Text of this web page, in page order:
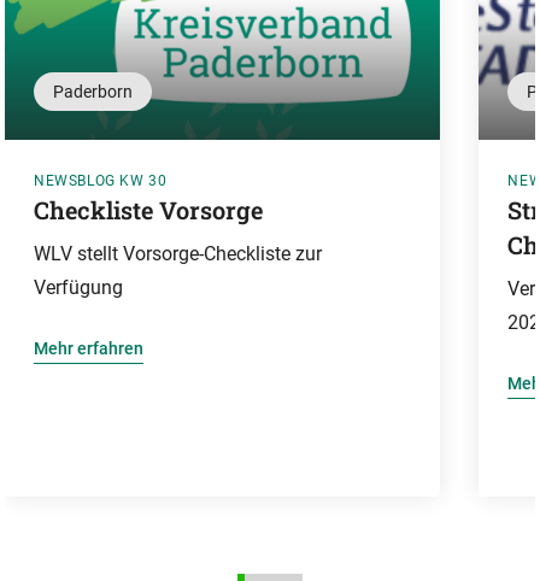
Paderborn
NEWSBLOG KW 30
Checkliste Vorsorge
WLV stellt Vorsorge-Checkliste zur
Verfügung
Mehr erfahren